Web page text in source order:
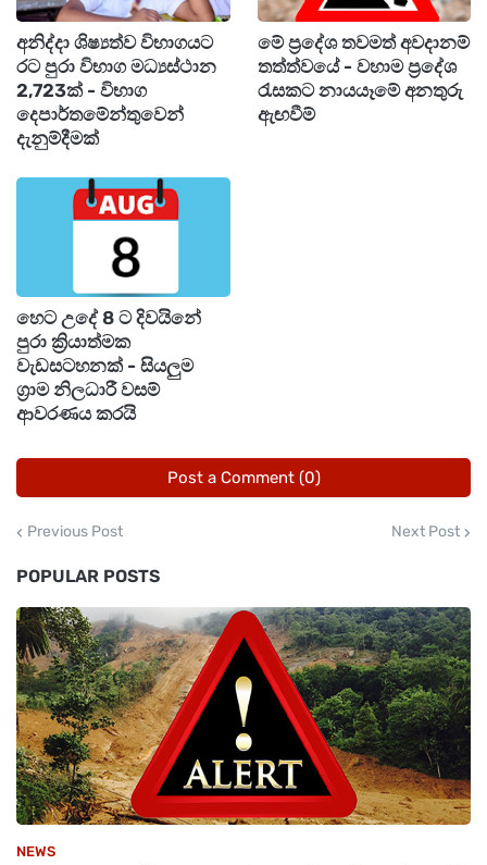
තවද බස්නාහිර, සබරගමුව, මධ්‍යම, ඌව, දකුණ,
වයඹ, උතුරු සහ උතුරු මැද පළාත්වලත්
ත්‍රිකුණාමලය දිස්ත්‍රික්කයේත් ඇතැම් ස්ථානවලට
මි.මී. 100 පමණ තද වැසි ඇති විය හැකි බවද සඳහන්.
කෙසේ වෙතත් ගිගුරුම් සහිත වැසි සමඟ ඇතිවිය
හැකි තාවකාලික තද සුළංවලින් සහ අකුණු මඟින් සිදු
වන අනතුරු අවම කර ගැනීමට අවශ්‍ය පියවර
ගන්නා මෙන් කාලගුණ විද්‍යා දෙපාර්තමේන්තුව
ජනතාවගෙන් ඉල්ලා සිටියි.
අනිද්දා ශිෂ්‍යත්ව විභාගයට
රට පුරා විභාග මධ්‍යස්ථාන
2,723ක් - විභාග
දෙපාර්තමේන්තුවෙන්
දැනුම්දීමක්
මේ ප්‍රදේශ තවමත් අවදානම්
තත්ත්වයේ - වහාම ප්‍රදේශ
රැසකට නායයෑමේ අනතුරු
ඇඟවීම්
හෙට උදේ 8 ට දිවයිනේ
පුරා ක්‍රියාත්මක
වැඩසටහනක් - සියලුම
ග්‍රාම නිලධාරී වසම්
ආවරණය කරයි
Post a Comment (0)
Previous Post Next Post
POPULAR POSTS
NEWS